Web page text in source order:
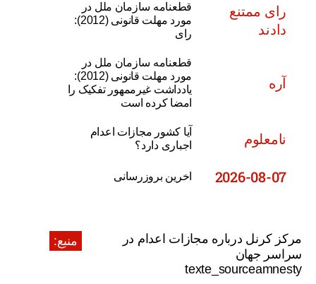
رای ممتنع
دادند
قطعنامه سازمان ملل در
مورد مهلت قانونی (2012):
رای
آره
قطعنامه سازمان ملل در
مورد مهلت قانونی (2012):
یادداشت غیرممهور تفکیک را
امضا کرده است
نامعلوم
آیا کشور مجازات اعدام
اجباری دارد؟
2026-08-07 اخرین بروزرسانی
منبع:
مرکز کرنل درباره مجازات اعدام در
سراسر جهان
texte_sourceamnesty